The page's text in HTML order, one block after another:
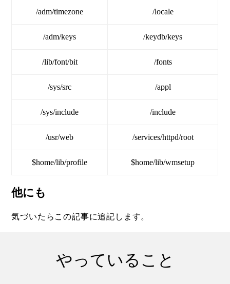
/adm/timezone /locale
/adm/keys /keydb/keys
/lib/font/bit /fonts
/sys/src /appl
/sys/include /include
/usr/web /services/httpd/root
$home/lib/profile $home/lib/wmsetup
他にも
気づいたらこの記事に追記します。
やっていること